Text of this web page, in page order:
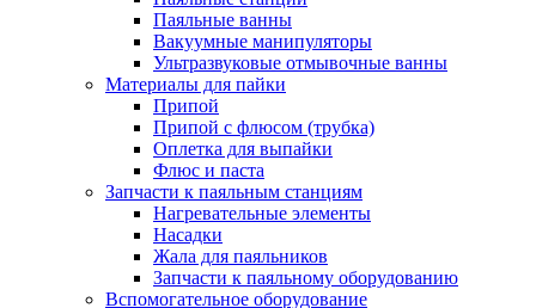
Паяльные ванны
Вакуумные манипуляторы
Ультразвуковые отмывочные ванны
Материалы для пайки
Припой
Припой с флюсом (трубка)
Оплетка для выпайки
Флюс и паста
Запчасти к паяльным станциям
Нагревательные элементы
Насадки
Жала для паяльников
Запчасти к паяльному оборудованию
Вспомогательное оборудование